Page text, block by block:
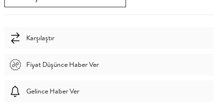
Karşılaştır
Fiyat Düşünce Haber Ver
Gelince Haber Ver